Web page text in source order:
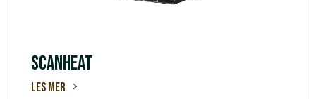
SCANHEAT
Les mer